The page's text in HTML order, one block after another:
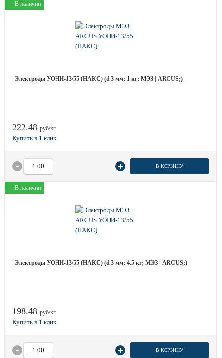
В наличии
Электроды УОНИ-13/55 (НАКС) (d 3 мм; 1 кг; МЭЗ | ARCUS;)
222.48 руб/кг
В КОРЗИНУ
В наличии
Электроды УОНИ-13/55 (НАКС) (d 3 мм; 4.5 кг; МЭЗ | ARCUS;)
198.48 руб/кг
В КОРЗИНУ